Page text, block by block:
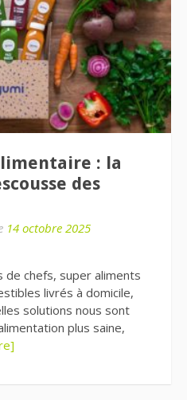
: la
des
14 octobre 2025
de chefs, super aliments
livrés à domicile,
solutions nous sont
plus saine,